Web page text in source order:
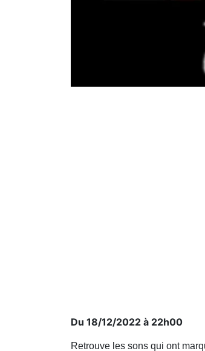
Du 18/12/2022 à 22h00
Retrouve les sons qui ont